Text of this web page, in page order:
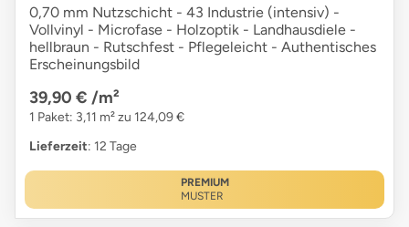
0,70 mm Nutzschicht - 43 Industrie (intensiv) -
Vollvinyl - Microfase - Holzoptik - Landhausdiele -
hellbraun - Rutschfest - Pflegeleicht - Authentisches
Erscheinungsbild
39,90 € /m²
1 Paket: 3,11 m² zu 124,09 €
Lieferzeit: 12 Tage
PREMIUM
MUSTER